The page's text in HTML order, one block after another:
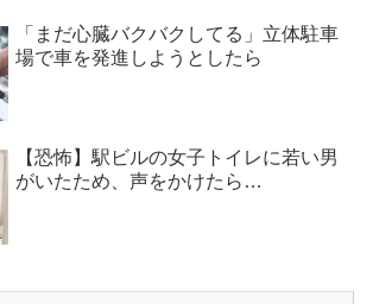
「まだ心臓バクバクしてる」立体駐車
場で車を発進しようとしたら
【恐怖】駅ビルの女子トイレに若い男
がいたため、声をかけたら…